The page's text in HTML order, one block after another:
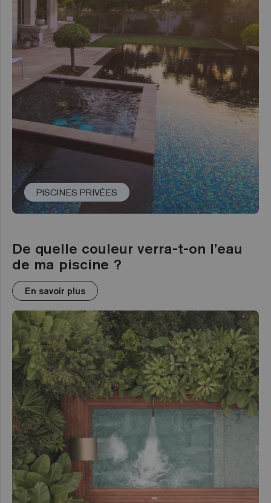
PISCINES PRIVÉES
De quelle couleur verra-t-on l’eau
de ma piscine ?
En savoir plus